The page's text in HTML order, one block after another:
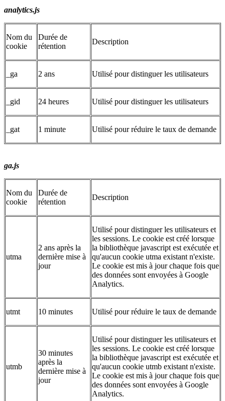
analytics.js
Nom du
cookie
Durée de
rétention
Description
_ga 2 ans Utilisé pour distinguer les utilisateurs
_gid 24 heures Utilisé pour distinguer les utilisateurs
_gat 1 minute Utilisé pour réduire le taux de demande
ga.js
Nom du
cookie
Durée de
rétention
Description
utma
2 ans après la
dernière mise à
jour
Utilisé pour distinguer les utilisateurs et
les sessions. Le cookie est créé lorsque
la bibliothèque javascript est exécutée et
qu'aucun cookie utma existant n'existe.
Le cookie est mis à jour chaque fois que
des données sont envoyées à Google
Analytics.
utmt 10 minutes Utilisé pour réduire le taux de demande
utmb
30 minutes
après la
dernière mise à
jour
Utilisé pour distinguer les utilisateurs et
les sessions. Le cookie est créé lorsque
la bibliothèque javascript est exécutée et
qu'aucun cookie utmb existant n'existe.
Le cookie est mis à jour chaque fois que
des données sont envoyées à Google
Analytics.